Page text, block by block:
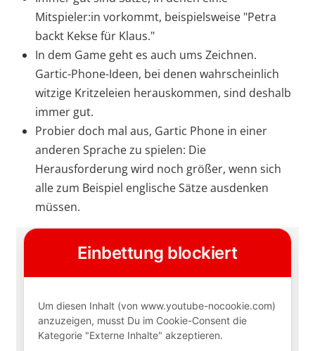
Mitspieler:in vorkommt, beispielsweise "Petra
backt Kekse für Klaus."
In dem Game geht es auch ums Zeichnen.
Gartic-Phone-Ideen, bei denen wahrscheinlich
witzige Kritzeleien herauskommen, sind deshalb
immer gut.
Probier doch mal aus, Gartic Phone in einer
anderen Sprache zu spielen: Die
Herausforderung wird noch größer, wenn sich
alle zum Beispiel englische Sätze ausdenken
müssen.